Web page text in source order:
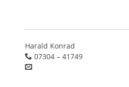
Harald Konrad
07304 – 41749